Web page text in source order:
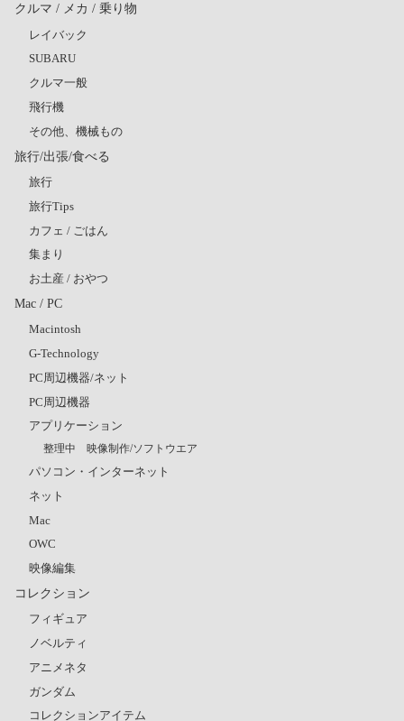
クルマ / メカ / 乗り物
レイバック
SUBARU
クルマ一般
飛行機
その他、機械もの
旅行/出張/食べる
旅行
旅行Tips
カフェ / ごはん
集まり
お土産 / おやつ
Mac / PC
Macintosh
G-Technology
PC周辺機器/ネット
PC周辺機器
アプリケーション
整理中 映像制作/ソフトウエア
パソコン・インターネット
ネット
Mac
OWC
映像編集
コレクション
フィギュア
ノベルティ
アニメネタ
ガンダム
コレクションアイテム